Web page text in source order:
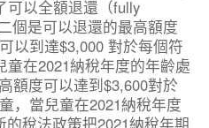
可以全額退還（fully
個是可以退還的最高額度
以到達$3,000 對於每個符
童在2021納稅年度的年齡處
額度可以達到$3,600對於
，當兒童在2021納稅年度
的稅法政策把2021納稅年期